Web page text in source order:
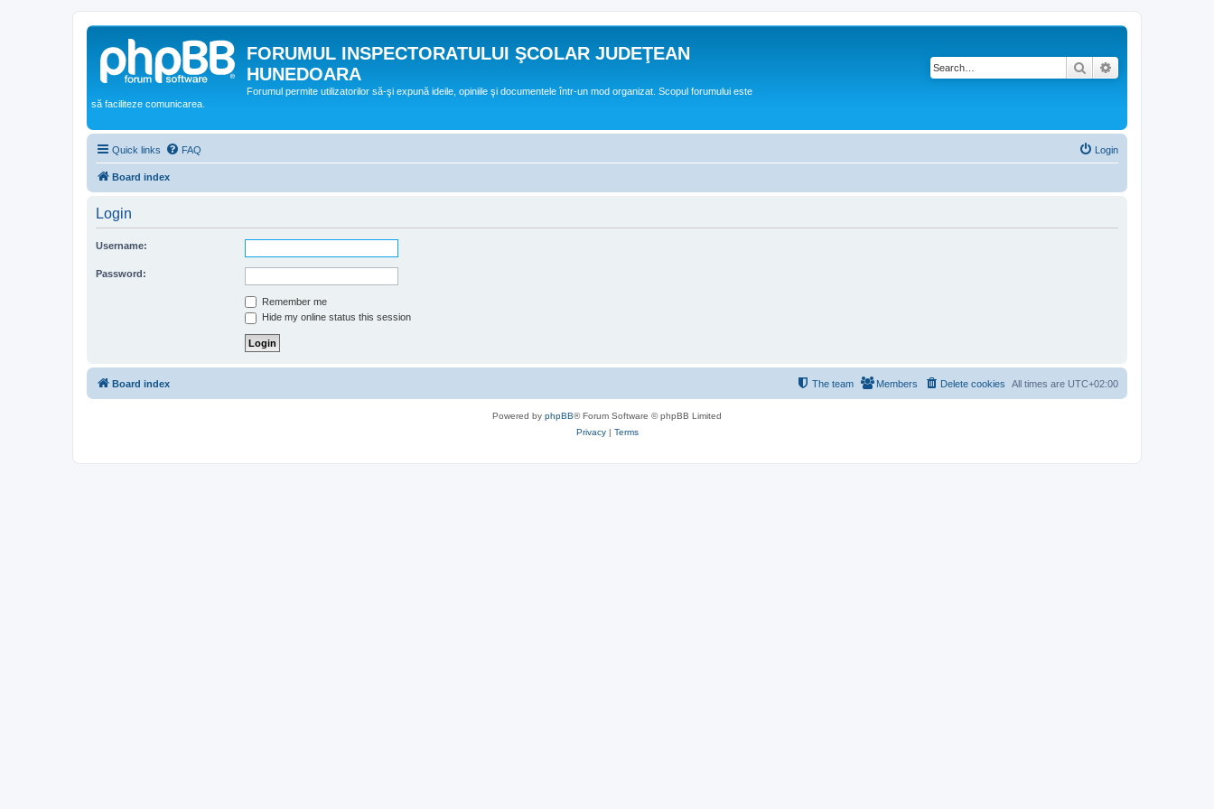
FORUMUL INSPECTORATULUI ŞCOLAR JUDEŢEAN
HUNEDOARA
Forumul permite utilizatorilor să-şi expună ideile, opiniile şi documentele într-un mod organizat. Scopul forumului este
să faciliteze comunicarea.
Search
Quick links FAQ Login
Board index
Login
Username:
Password:
Remember me
Hide my online status this session
Board index All times are UTC+02:00
Delete cookies
Members
The team
Powered by phpBB® Forum Software © phpBB Limited
Privacy| Terms